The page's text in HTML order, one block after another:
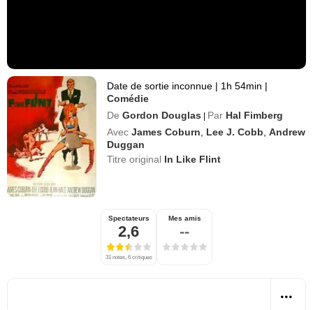
Date de sortie inconnue | 1h 54min |
Comédie
De Gordon Douglas | Par Hal Fimberg
Avec James Coburn Lee J. Cobb ,Andrew
Duggan
Titre original In Like Flint
Spectateurs
2,6
31 notes, 6 critiques
Mes amis
--